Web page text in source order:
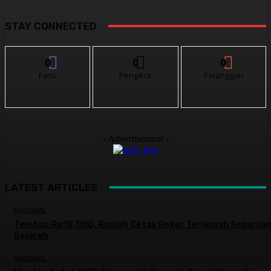
STAY CONNECTED
0
Fans
0
Pengikut
0
Pelanggan
- Advertisement -